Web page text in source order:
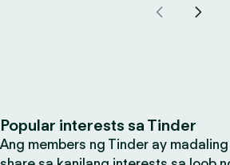
Popular interests sa Tinder
Ang members ng Tinder ay